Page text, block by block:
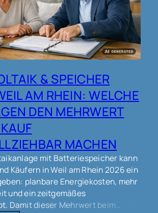
& SPEICHER
AM RHEIN: WELCHE
DEN MEHRWERT
MACHEN
mit Batteriespeicher kann
Käufern in Weil am Rhein 2026 ein
planbare Energiekosten, mehr
und ein zeitgemäßes
Damit dieser Mehrwert beim